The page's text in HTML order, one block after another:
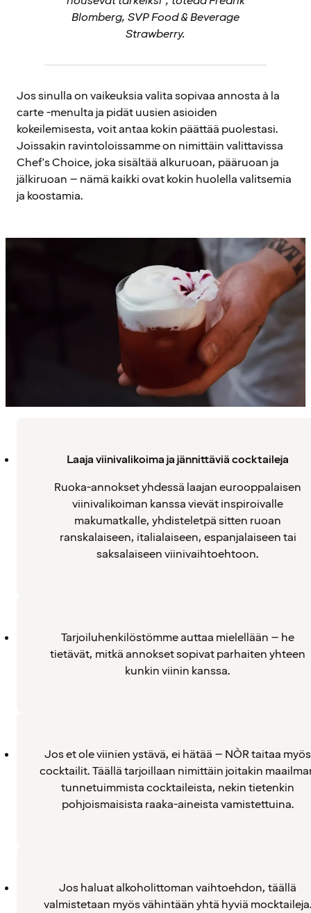
Blomberg, SVP Food & Beverage
Strawberry.
Jos sinulla on vaikeuksia valita sopivaa annosta à la
carte -menulta ja pidät uusien asioiden
kokeilemisesta, voit antaa kokin päättää puolestasi.
Joissakin ravintoloissamme on nimittäin valittavissa
Chef's Choice, joka sisältää alkuruoan, pääruoan ja
jälkiruoan – nämä kaikki ovat kokin huolella valitsemia
ja koostamia.
Laaja viinivalikoima ja jännittäviä cocktaileja
Ruoka-annokset yhdessä laajan eurooppalaisen
viinivalikoiman kanssa vievät inspiroivalle
makumatkalle, yhdisteletpä sitten ruoan
ranskalaiseen, italialaiseen, espanjalaiseen tai
saksalaiseen viinivaihtoehtoon.
Tarjoiluhenkilöstömme auttaa mielellään – he
tietävät, mitkä annokset sopivat parhaiten yhteen
kunkin viinin kanssa.
Jos et ole viinien ystävä, ei hätää – NÒR taitaa myös
cocktailit. Täällä tarjoillaan nimittäin joitakin
tunnetuimmista cocktaileista, nekin tietenkin
pohjoismaisista raaka-aineista vamistettuina.
Jos haluat alkoholittoman vaihtoehdon, täällä
valmistetaan myös vähintään yhtä hyviä